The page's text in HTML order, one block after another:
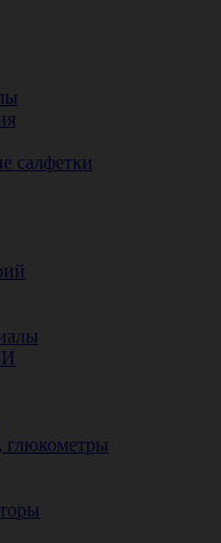
салфетки
глюкометры